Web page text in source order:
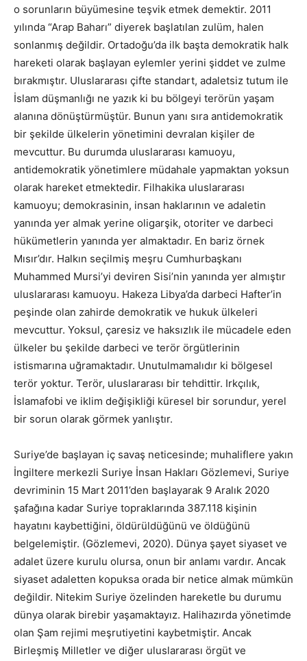
o sorunların büyümesine teşvik etmek demektir. 2011
yılında “Arap Baharı” diyerek başlatılan zulüm, halen
sonlanmış değildir. Ortadoğu’da ilk başta demokratik halk
hareketi olarak başlayan eylemler yerini şiddet ve zulme
bırakmıştır. Uluslararası çifte standart, adaletsiz tutum ile
İslam düşmanlığı ne yazık ki bu bölgeyi terörün yaşam
alanına dönüştürmüştür. Bunun yanı sıra antidemokratik
bir şekilde ülkelerin yönetimini devralan kişiler de
mevcuttur. Bu durumda uluslararası kamuoyu,
antidemokratik yönetimlere müdahale yapmaktan yoksun
olarak hareket etmektedir. Filhakika uluslararası
kamuoyu; demokrasinin, insan haklarının ve adaletin
yanında yer almak yerine oligarşik, otoriter ve darbeci
hükümetlerin yanında yer almaktadır. En bariz örnek
Mısır’dır. Halkın seçilmiş meşru Cumhurbaşkanı
Muhammed Mursi’yi deviren Sisi’nin yanında yer almıştır
uluslararası kamuoyu. Hakeza Libya’da darbeci Hafter’in
peşinde olan zahirde demokratik ve hukuk ülkeleri
mevcuttur. Yoksul, çaresiz ve haksızlık ile mücadele eden
ülkeler bu şekilde darbeci ve terör örgütlerinin
istismarına uğramaktadır. Unutulmamalıdır ki bölgesel
terör yoktur. Terör, uluslararası bir tehdittir. Irkçılık,
İslamafobi ve iklim değişikliği küresel bir sorundur, yerel
bir sorun olarak görmek yanlıştır.
Suriye’de başlayan iç savaş neticesinde; muhaliflere yakın
İngiltere merkezli Suriye İnsan Hakları Gözlemevi, Suriye
devriminin 15 Mart 2011’den başlayarak 9 Aralık 2020
şafağına kadar Suriye topraklarında 387.118 kişinin
hayatını kaybettiğini, öldürüldüğünü ve öldüğünü
belgelemiştir. (Gözlemevi, 2020). Dünya şayet siyaset ve
adalet üzere kurulu olursa, onun bir anlamı vardır. Ancak
siyaset adaletten kopuksa orada bir netice almak mümkün
değildir. Nitekim Suriye özelinden hareketle bu durumu
dünya olarak birebir yaşamaktayız. Halihazırda yönetimde
olan Şam rejimi meşrutiyetini kaybetmiştir. Ancak
Birleşmiş Milletler ve diğer uluslararası örgüt ve